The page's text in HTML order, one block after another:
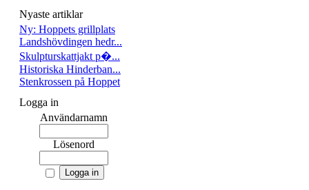
Nyaste artiklar
Ny: Hoppets grillplats
Landshövdingen hedr...
Skulpturskattjakt p�...
Historiska Hinderban...
Stenkrossen på Hoppet
Logga in
Användarnamn
Lösenord